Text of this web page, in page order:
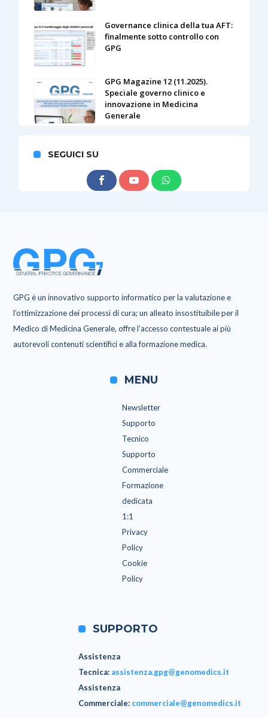
Governance clinica della tua AFT:
finalmente sotto controllo con
GPG
GPG Magazine 12 (11.2025).
Speciale governo clinico e
innovazione in Medicina
Generale
SEGUICI SU
GPG è un innovativo supporto informatico per la valutazione e
l’ottimizzazione dei processi di cura; un alleato insostituibile per il
Medico di Medicina Generale, offre l’accesso contestuale ai più
autorevoli contenuti scientifici e alla formazione medica.
MENU
Newsletter
Supporto
Tecnico
Supporto
Commerciale
Formazione
dedicata
1:1
Privacy
Policy
Cookie
Policy
SUPPORTO
Assistenza
Tecnica: assistenza.gpg@genomedics.it
Assistenza
Commerciale: commerciale@genomedics.it